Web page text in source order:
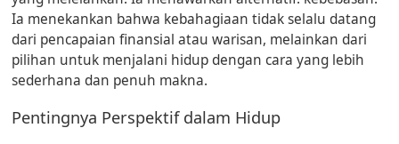
Ia menekankan bahwa kebahagiaan tidak selalu datang
dari pencapaian finansial atau warisan, melainkan dari
pilihan untuk menjalani hidup dengan cara yang lebih
sederhana dan penuh makna.
Pentingnya Perspektif dalam Hidup